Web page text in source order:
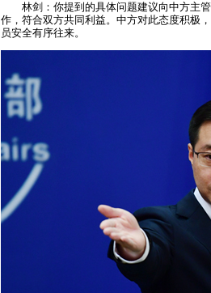
林剑：你提到的具体问题建议向中方主
作，符合双方共同利益。中方对此态度积极
员安全有序往来。